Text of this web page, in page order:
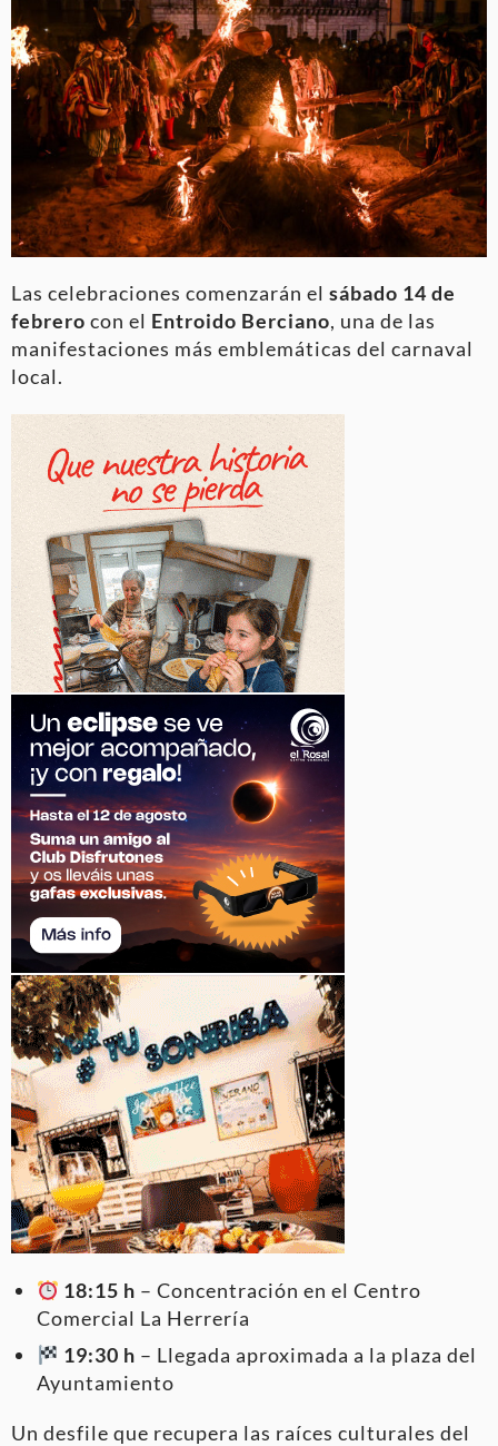
Las celebraciones comenzarán el sábado 14 de
febrero con el Entroido Berciano, una de las
manifestaciones más emblemáticas del carnaval
local.
18:15 h – Concentración en el Centro
Comercial La Herrería
19:30 h – Llegada aproximada a la plaza del
Ayuntamiento
Un desfile que recupera las raíces culturales del